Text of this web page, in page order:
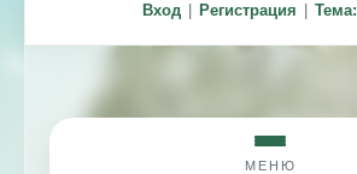
Вход Регистрация
МЕНЮ